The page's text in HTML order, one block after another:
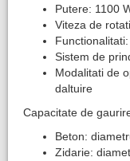
Putere: 1100
Viteza de
Sistem de
Modalitati de
daltuire
Capacitate de
Beton:
Zidarie: